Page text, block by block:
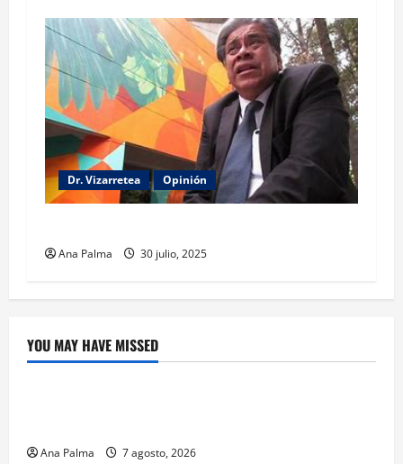
Dr. Vizarretea Opinión
Ana Palma 30 julio, 2025
YOU MAY HAVE MISSED
Crítica de Cine
Ana Palma 7 agosto, 2026
Educación